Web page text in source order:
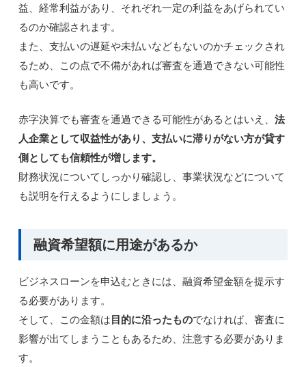
益、経常利益があり、それぞれ一定の利益をあげられてい
るのか確認されます。
また、支払いの遅延や未払いなどもないのかチェックされ
るため、この点で不備があれば審査を通過できない可能性
も高いです。
赤字決算でも審査を通過できる可能性があるとはいえ、法
人企業として収益性があり、支払いに滞りがない方が貸す
側としても信頼性が増します。
財務状況についてしっかり確認し、事業状況などについて
も説明を行えるようにしましょう。
融資希望額に用途があるか
ビジネスローンを申込むときには、融資希望金額を提示す
る必要があります。
そして、この金額は目的に沿ったものでなければ、審査に
影響が出てしまうこともあるため、注意する必要がありま
す。